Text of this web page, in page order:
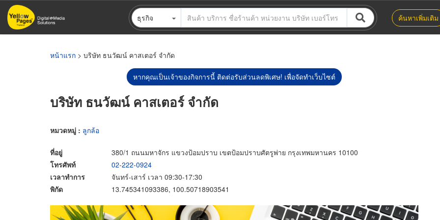
ข้าม
ไป
ธุรกิจ ค้นหาเพิ่มเติม
หน้าแรก > บริษัท ธนวัฒน์ คาสเตอร์ จำกัด
หากคุณเป็นเจ้าของกิจการนี้ ติดต่อรับส่วนลดพิเศษ! เพื่อจัดทำเว็บไซต์
บริษัท ธนวัฒน์ คาสเตอร์ จำกัด
หมวดหมู่ : ลูกล้อ
ที่อยู่
380/1 ถนนมหาจักร แขวงป้อมปราบ เขตป้อมปราบศัตรูพ่าย กรุงเทพมหานคร 10100
โทรศัพท์
02-222-0924
เวลาทำการ
จันทร์-เสาร์ เวลา 09:30-17:30
พิกัด
13.745341093386, 100.50718903541